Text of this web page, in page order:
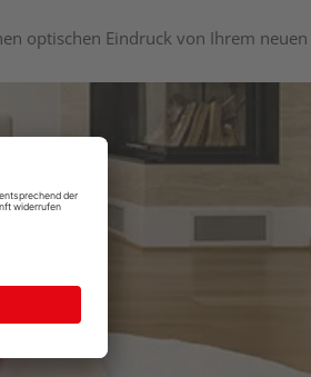
optischen Eindruck von Ihrem neuen